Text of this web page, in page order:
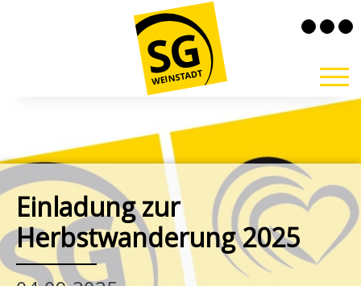
Einladung zur
Herbstwanderung 2025